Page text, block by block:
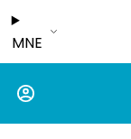
MNE